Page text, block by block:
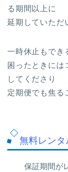
る期間以上に
延期していただ
一時休止もでき
困ったときには
してくださり
定期便でも焦
無料レンタ
保証期間が